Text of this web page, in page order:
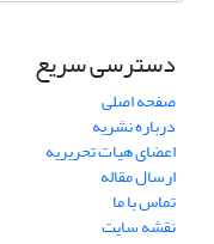
دسترسی سریع
صفحه اصلی
درباره نشریه
اعضای هیات تحریریه
ارسال مقاله
تماس با ما
نقشه سایت